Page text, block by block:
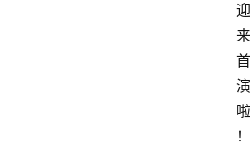
迎
来
首
演
啦
！